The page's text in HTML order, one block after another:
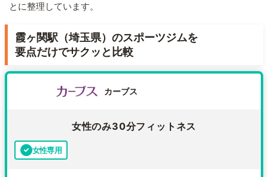
とに整理しています。
霞ヶ関駅（埼玉県）のスポーツジムを
要点だけでサクッと比較
カーブス
女性のみ30分フィットネス
女性専用